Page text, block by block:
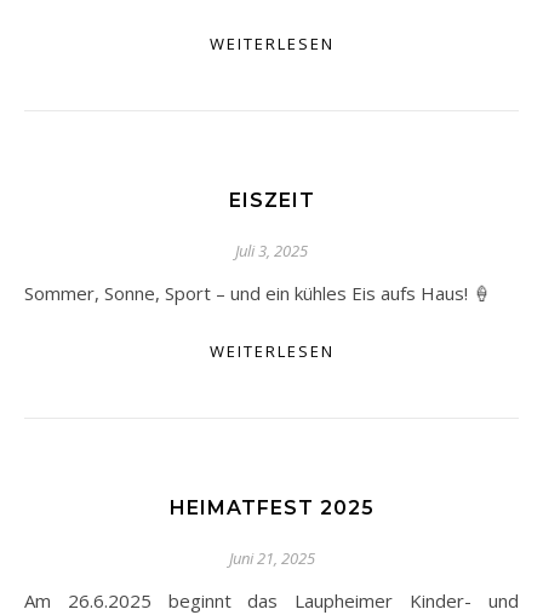
WEITERLESEN
EISZEIT
Juli 3, 2025
Sommer, Sonne, Sport – und ein kühles Eis aufs Haus! 🍦
WEITERLESEN
HEIMATFEST 2025
Juni 21, 2025
Am 26.6.2025 beginnt das Laupheimer Kinder- und